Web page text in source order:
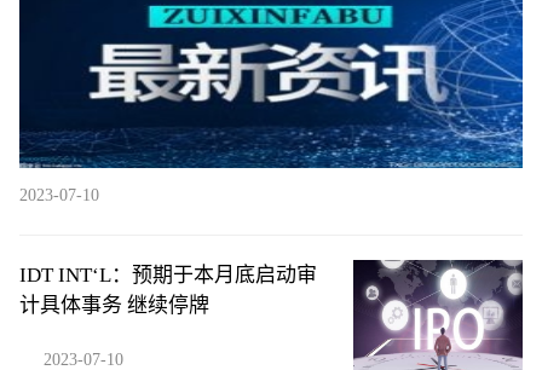
2023-07-10
IDT INT‘L：预期于本月底启动审
计具体事务 继续停牌
2023-07-10